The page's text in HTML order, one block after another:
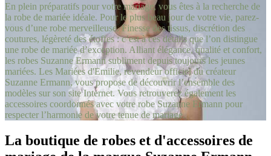
En plein préparatifs pour votre mariage, vous êtes à la recherche de
la robe de mariée idéale. Pour le plus beau jour de votre vie, parez-
vous d’une robe merveilleuse. Finesse des tissus, discrétion des
coutures, légèreté des étoffes : c’est à ces détails que l’on distingue
une robe de mariée d’exception. Alliant élégance, qualité et confort,
les robes Suzanne Ermann subliment depuis toujours les jeunes
mariées. Les Mariées d'Emilie, revendeur officiel du créateur
Suzanne Ermann, vous propose de découvrir l’ensemble des
modèles sur son site Internet. Vous retrouverez également les
accessoires coordonnés avec votre robe Suzanne Ermann pour
respecter l’harmonie de votre tenue de mariage.
La boutique de robes et d'accessoires de